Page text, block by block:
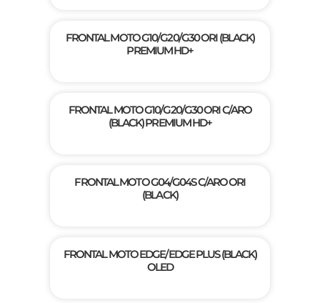
FRONTAL MOTO G10/G20/G30 ORI (BLACK)
PREMIUM HD+
FRONTAL MOTO G10/G20/G30 ORI C/ARO
(BLACK) PREMIUM HD+
FRONTAL MOTO G04/G04S C/ARO ORI
(BLACK)
FRONTAL MOTO EDGE/EDGE PLUS (BLACK)
OLED